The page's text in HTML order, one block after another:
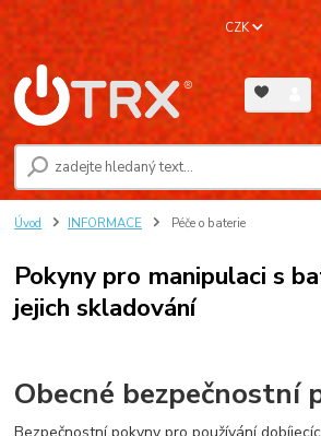
CZK
Úvod INFORMACE Péče o baterie
Pokyny pro manipulaci s
jejich skladování
Obecné bezpečnostní
Bezpečnostní pokyny pro používání